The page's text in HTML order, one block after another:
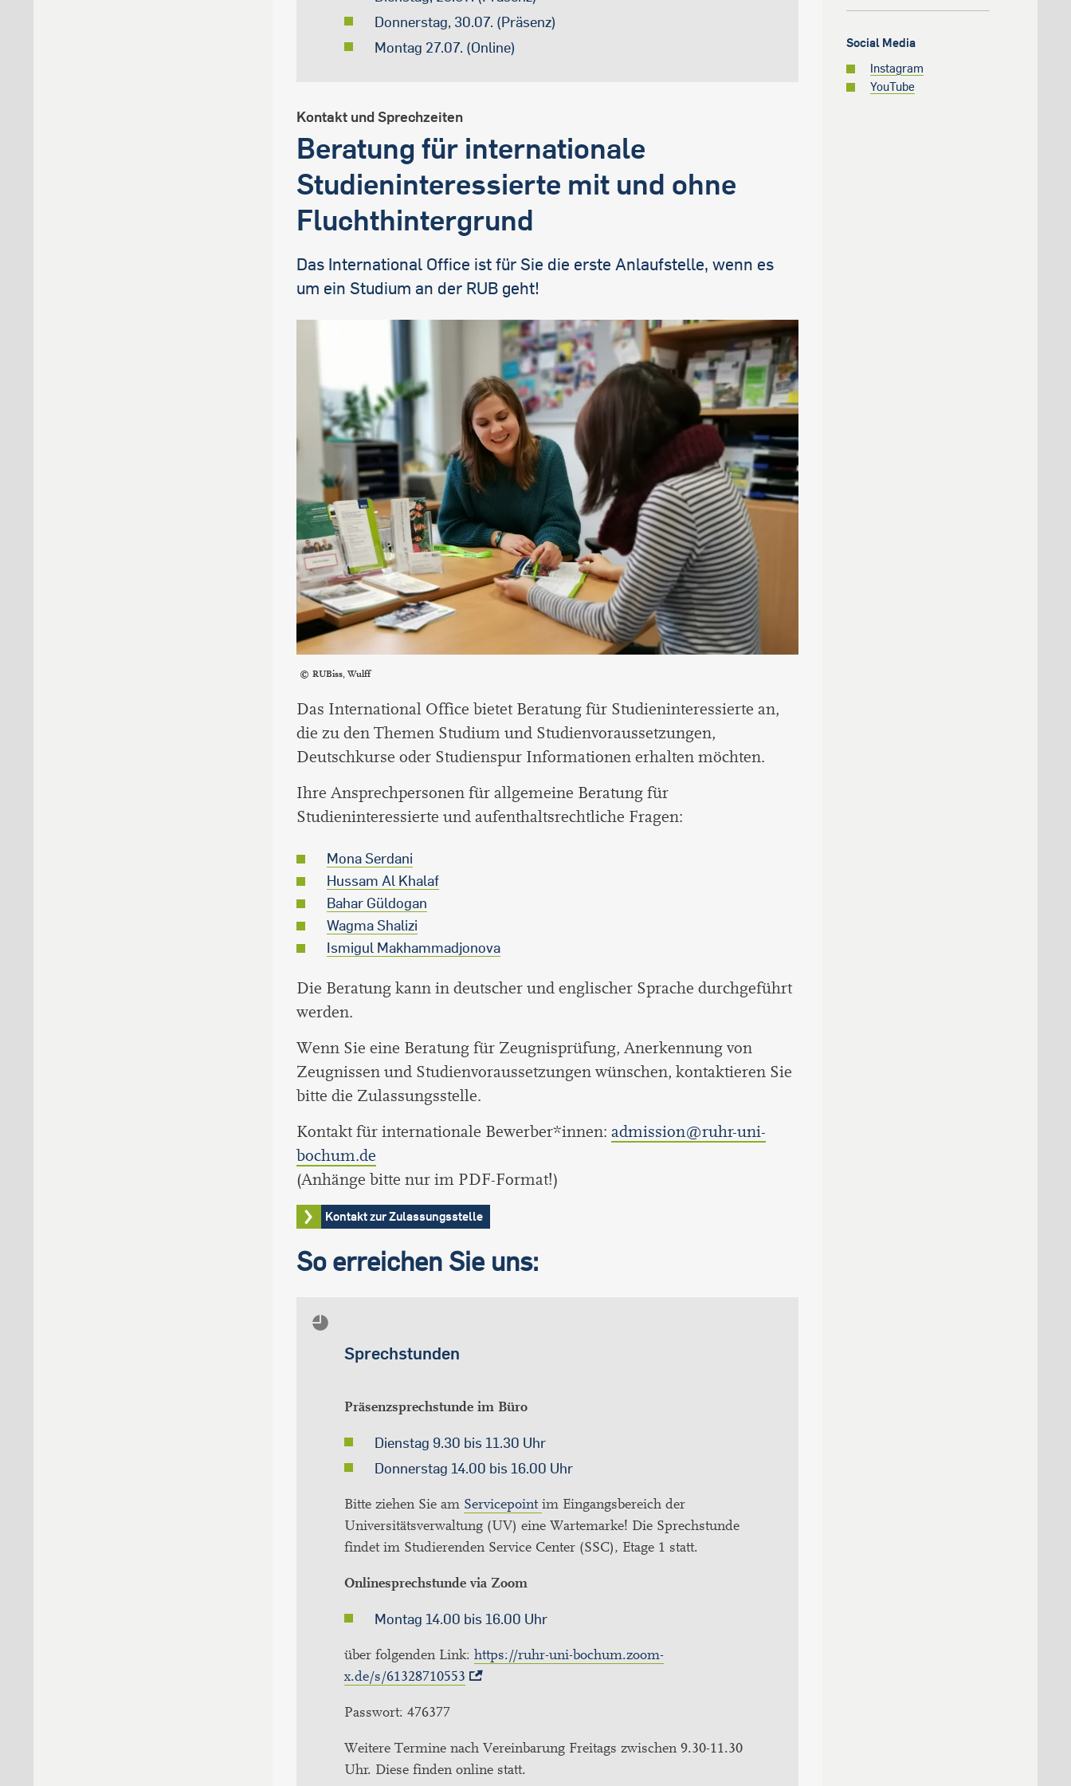
Donnerstag, 30.07. (Präsenz)
Montag 27.07. (Online)
Kontakt und Sprechzeiten
Beratung für internationale
Studieninteressierte mit und ohne
Fluchthintergrund
Das International Office ist für Sie die erste Anlaufstelle, wenn es
um ein Studium an der RUB geht!
RUBiss, Wulff
Das International Office bietet Beratung für Studieninteressierte an,
die zu den Themen Studium und Studienvoraussetzungen,
Deutschkurse oder Studienspur Informationen erhalten möchten.
Ihre Ansprechpersonen für allgemeine Beratung für
Studieninteressierte und aufenthaltsrechtliche Fragen:
Mona Serdani
Hussam Al Khalaf
Bahar Güldogan
Wagma Shalizi
Ismigul Makhammadjonova
Die Beratung kann in deutscher und englischer Sprache durchgeführt
werden.
Wenn Sie eine Beratung für Zeugnisprüfung, Anerkennung von
Zeugnissen und Studienvoraussetzungen wünschen, kontaktieren Sie
bitte die Zulassungsstelle.
Kontakt für internationale Bewerber*innen: admission@ruhr-uni-
bochum.de
(Anhänge bitte nur im PDF-Format!)
Kontakt zur Zulassungsstelle
So erreichen Sie uns:
Sprechstunden
Präsenzsprechstunde im Büro
Dienstag 9.30 bis 11.30 Uhr
Donnerstag 14.00 bis 16.00 Uhr
Bitte ziehen Sie am Servicepointim Eingangsbereich der
Universitätsverwaltung (UV) eine Wartemarke! Die Sprechstunde
findet im Studierenden Service Center (SSC), Etage 1 statt.
Onlinesprechstunde via Zoom
Montag 14.00 bis 16.00 Uhr
über folgenden Link: https://ruhr-uni-bochum.zoom-
x.de/s/61328710553
Passwort: 476377
Weitere Termine nach Vereinbarung Freitags zwischen 9.30-11.30
Uhr. Diese finden online statt.
Social Media
Instagram
YouTube